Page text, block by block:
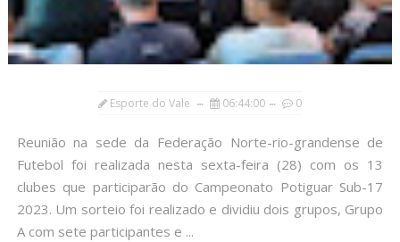
Esporte do Vale 06:44:00 0
Reunião na sede da Federação Norte-rio-grandense de
Futebol foi realizada nesta sexta-feira (28) com os 13
clubes que participarão do Campeonato Potiguar Sub-17
2023. Um sorteio foi realizado e dividiu dois grupos, Grupo
A com sete participantes e ...